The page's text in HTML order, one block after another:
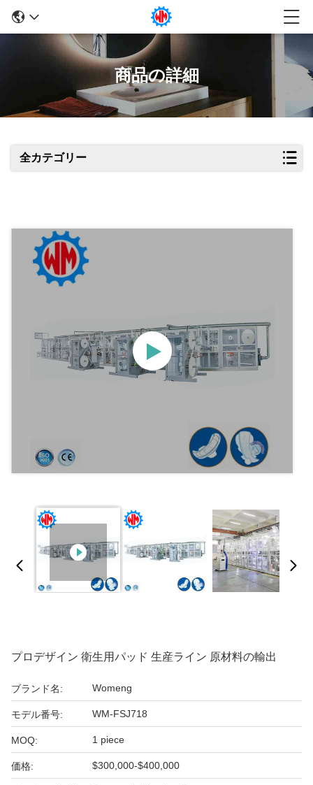
商品の詳細
全カテゴリー
プロデザイン 衛生用パッド 生産ライン 原材料の輸出
ブランド名: Womeng
モデル番号: WM-FSJ718
MOQ: 1 piece
価格: $300,000-$400,000